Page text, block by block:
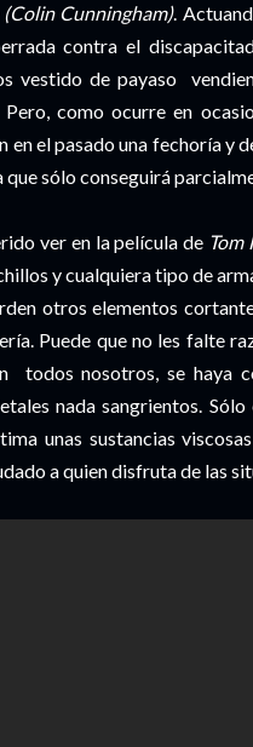
Cunningham).
contra el
vestido de payaso
Pero, como ocurre en
en el pasado una fechoría y
que sólo conseguirá
ver en la película de Tom
y cualquiera tipo de
otros elementos
Puede que no les falte
todos nosotros, se haya
nada sangrientos.
unas sustancias
a quien disfruta de las